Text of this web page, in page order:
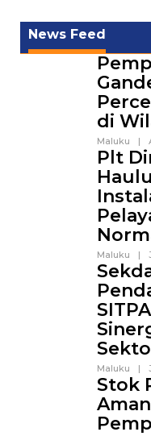
News Feed
di
Maluku |
Plt
Maluku |
Maluku |
Stok